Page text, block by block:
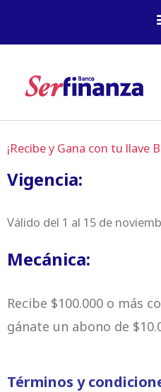
¡Recibe y Gana con tu llave
Vigencia:
Válido del 1 al 15 de
Mecánica:
Recibe $100.000 o más
gánate un abono de
Términos y